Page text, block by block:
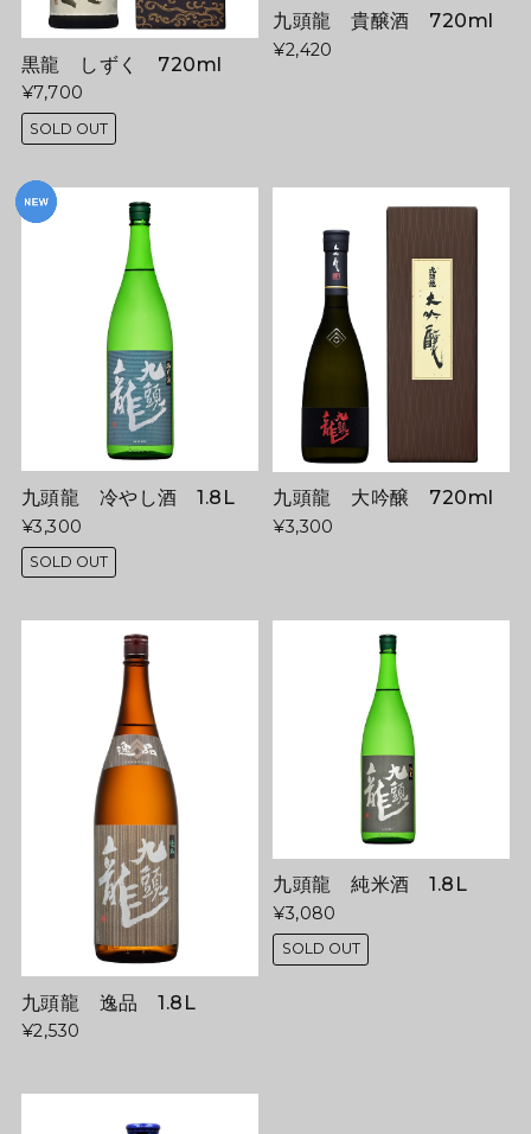
黒龍 しずく 720ml
¥7,700
SOLD OUT
九頭龍 貴醸酒 720ml
¥2,420
九頭龍 冷やし酒 1.8L
¥3,300
SOLD OUT
九頭龍 大吟醸 720ml
¥3,300
九頭龍 逸品 1.8L
¥2,530
九頭龍 純米酒 1.8L
¥3,080
SOLD OUT